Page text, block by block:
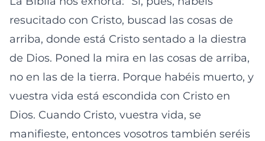
resucitado con Cristo, buscad las cosas de
arriba, donde está Cristo sentado a la diestra
de Dios. Poned la mira en las cosas de arriba,
no en las de la tierra. Porque habéis muerto, y
vuestra vida está escondida con Cristo en
Dios. Cuando Cristo, vuestra vida, se
manifieste, entonces vosotros también seréis